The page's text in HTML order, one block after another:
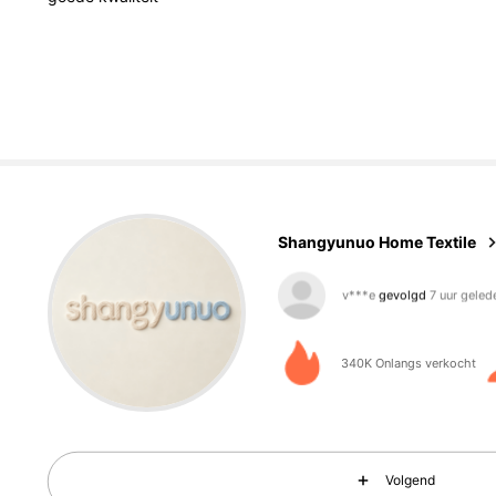
Shangyunuo Home Textile
i***eis aan het browsen
340K Onlangs verkocht
Volgend